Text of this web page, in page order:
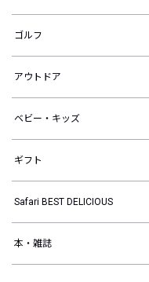
ゴルフ
アウトドア
ベビー・キッズ
ギフト
Safari BEST DELICIOUS
本・雑誌